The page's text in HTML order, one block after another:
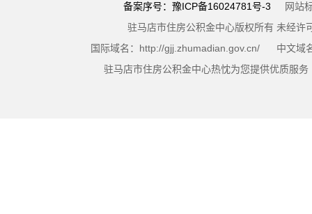
备案序号：豫ICP备16024781号-3 网站标
驻马店市住房公积金中心版权所有 未经
国际域名：http://gjj.zhumadian.gov.cn/ 中文域
驻马店市住房公积金中心热忱为您提供优质服